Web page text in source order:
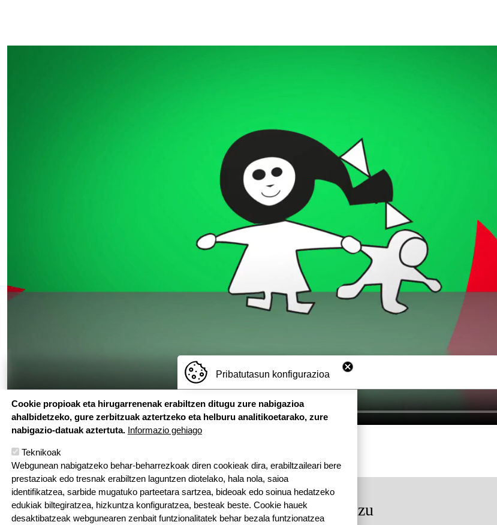
Hemen aurkituko gaituzu
Pribatutasun konfigurazioa
Cookie propioak eta hirugarrenenak erabiltzen ditugu zure nabigazioa
ahalbidetzeko, gure zerbitzuak aztertzeko eta helburu analitikoetarako, zure
nabigazio-datuak aztertuta. Informazio gehiago
Teknikoak
Webgunean nabigatzeko behar-beharrezkoak diren cookieak dira, erabiltzaileari bere
prestazioak edo tresnak erabiltzen laguntzen diotelako, hala nola, saioa
identifikatzea, sarbide mugatuko parteetara sartzea, bideoak edo soinua hedatzeko
edukiak biltegiratzea, hizkuntza konfiguratzea, besteak beste. Cookie hauek
desaktibatzeak webgunearen zenbait funtzionalitatek behar bezala funtzionatzea